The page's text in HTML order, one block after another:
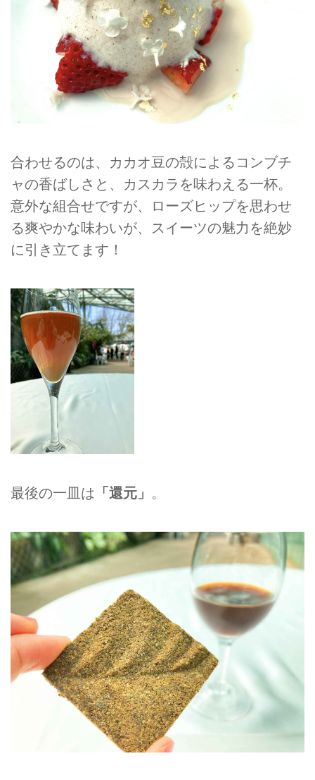
合わせるのは、カカオ豆の殻によるコンブチ
ャの香ばしさと、カスカラを味わえる一杯。
意外な組合せですが、ローズヒップを思わせ
る爽やかな味わいが、スイーツの魅力を絶妙
に引き立てます！
最後の一皿は 「還元」 。